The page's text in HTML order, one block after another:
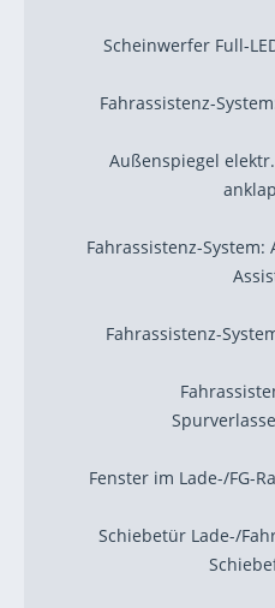
Scheinwerfer Full-
Fahrassistenz-
Außenspiegel
Fahrassistenz-
Fahrassistenz-
Fenster im Lade-/FG-
Schiebetür Lade-/